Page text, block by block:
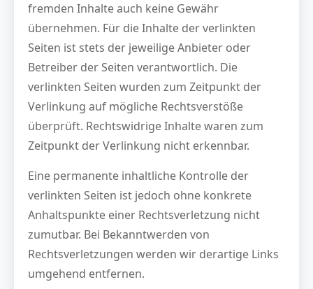
fremden Inhalte auch keine Gewähr
übernehmen. Für die Inhalte der verlinkten
Seiten ist stets der jeweilige Anbieter oder
Betreiber der Seiten verantwortlich. Die
verlinkten Seiten wurden zum Zeitpunkt der
Verlinkung auf mögliche Rechtsverstöße
überprüft. Rechtswidrige Inhalte waren zum
Zeitpunkt der Verlinkung nicht erkennbar.
Eine permanente inhaltliche Kontrolle der
verlinkten Seiten ist jedoch ohne konkrete
Anhaltspunkte einer Rechtsverletzung nicht
zumutbar. Bei Bekanntwerden von
Rechtsverletzungen werden wir derartige Links
umgehend entfernen.